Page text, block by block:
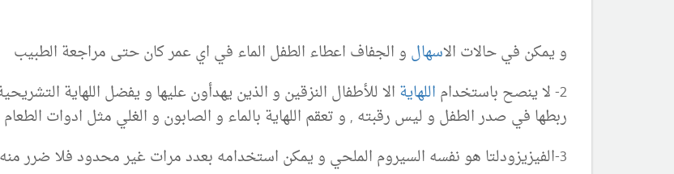
و يمكن في حالات الاسهال و الجفاف اعطاء الطفل الماء في اي عمر كان حتى مراجعة الطبيب
2- لا ينصح باستخدام
اللهاية الا للأطفال النزقين و الذين يهدأون عليها و يفضل اللهاية
ربطها في صدر الطفل و ليس رقبته , و تعقم اللهاية بالماء و الصابون و الغلي مثل ادوات
3-الفيزيزودلتا هو نفسه السيروم الملحي و يمكن استخدامه بعدد مرات غير محدود فلا ضرر منه